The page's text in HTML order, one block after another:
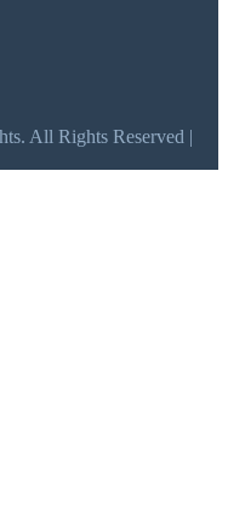
All Rights Reserved |